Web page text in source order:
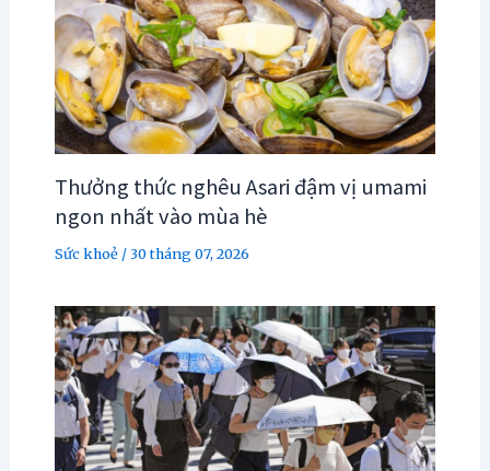
Thưởng thức nghêu Asari đậm vị umami
ngon nhất vào mùa hè
Sức khoẻ/30 tháng 07, 2026